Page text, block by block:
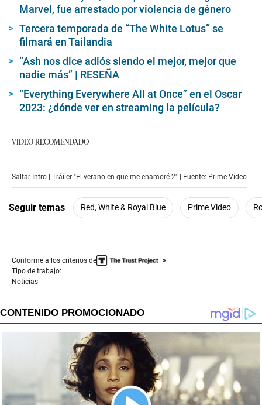
Marvel, fue arrestado por violencia de género
Tercera temporada de “The White Lotus” se
filmará en Tailandia
“Ash nos dice adiós siendo el mejor, mejor que
nadie más” | RESEÑA
“Everything Everywhere All at Once” en el Oscar
2023: ¿dónde ver en streaming la película?
VIDEO RECOMENDADO
Saltar Intro | Tráiler "El verano en que me enamoré 2" | Fuente: Prime Video
Seguir temas Red, White & Royal Blue Prime Video
Conforme a los criterios de
Tipo de trabajo:
Noticias